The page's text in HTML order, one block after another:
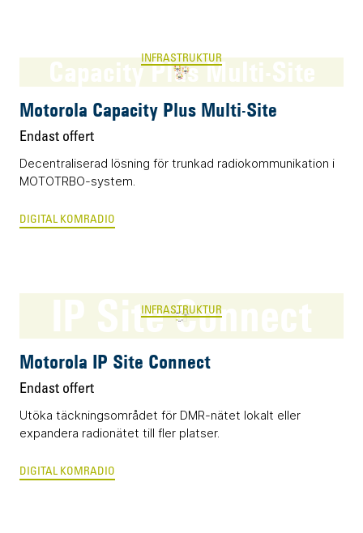
Capacity Plus Multi-Site
INFRASTRUKTUR
Motorola Capacity Plus Multi-Site
Endast offert
Decentraliserad lösning för trunkad radiokommunikation i
MOTOTRBO-system.
DIGITAL KOMRADIO
IP Site Connect
INFRASTRUKTUR
Motorola IP Site Connect
Endast offert
Utöka täckningsområdet för DMR-nätet lokalt eller
expandera radionätet till fler platser.
DIGITAL KOMRADIO